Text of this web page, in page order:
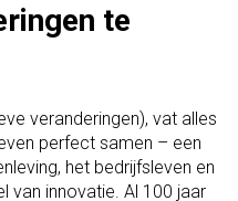
te
veranderingen), vat alles
perfect samen – een
het bedrijfsleven en
van innovatie. Al 100 jaar